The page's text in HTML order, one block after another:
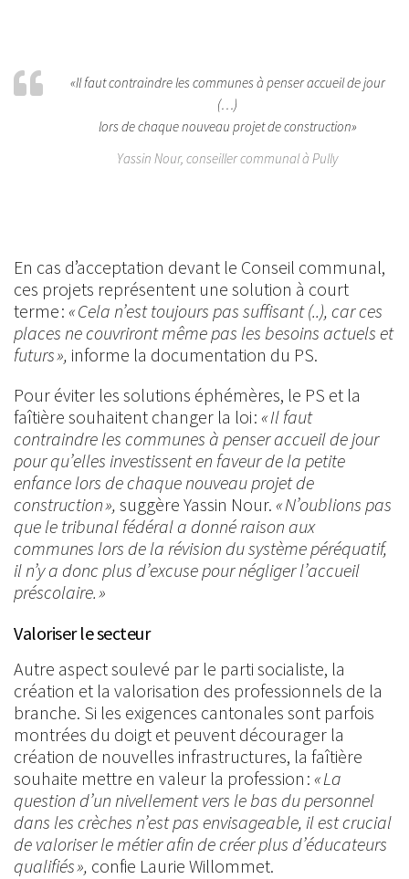
«Il faut contraindre les communes à penser accueil de jour
(…)
lors de chaque nouveau projet de construction»
Yassin Nour, conseiller communal à Pully
En cas d’acceptation devant le Conseil communal,
ces projets représentent une solution à court
terme : « Cela n’est toujours pas suffisant (..), car ces
places ne couvriront même pas les besoins actuels et
futurs », informe la documentation du PS.
Pour éviter les solutions éphémères, le PS et la
faîtière souhaitent changer la loi : « Il faut
contraindre les communes à penser accueil de jour
pour qu’elles investissent en faveur de la petite
enfance lors de chaque nouveau projet de
construction », suggère Yassin Nour. « N’oublions pas
que le tribunal fédéral a donné raison aux
communes lors de la révision du système péréquatif,
il n’y a donc plus d’excuse pour négliger l’accueil
préscolaire. »
Valoriser le secteur
Autre aspect soulevé par le parti socialiste, la
création et la valorisation des professionnels de la
branche. Si les exigences cantonales sont parfois
montrées du doigt et peuvent décourager la
création de nouvelles infrastructures, la faîtière
souhaite mettre en valeur la profession : « La
question d’un nivellement vers le bas du personnel
dans les crèches n’est pas envisageable, il est crucial
de valoriser le métier afin de créer plus d’éducateurs
qualifiés », confie Laurie Willommet.